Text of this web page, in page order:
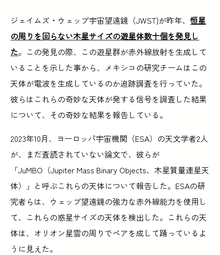
ジェイムズ・ウェッブ宇宙望遠鏡（JWST)が昨年、恒星
の周りを回らない木星サイズの遊星体数十個を発見し
た。この発見の際、この遊星群が赤外線放射を生成して
いることを示した事から、メキシコの研究チームはこの
天体が電波を生成しているのか追跡調査を行っていた。
彼らはこれらの奇妙な天体が発する信号を調査した結果
について、その奇妙な結果を報告している。
2023年10月、ヨーロッパ宇宙機関（ESA）の天文学者2人
が、まだ査読されていない論文で、彼らが
「JuMBO（Jupiter Mass Binary Objects、木星質量連星天
体）」と呼ぶこれらの天体について報告した。ESAの研
究者らは、ウェッブ望遠鏡の強力な赤外線能力を使用し
て、これらの惑星サイズの天体を検出した。これらの天
体は、オリオン星雲の周りでペアを成して踊っているよ
うに見えた。